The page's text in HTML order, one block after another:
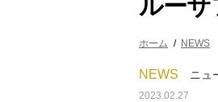
ルーサ
ホーム NEWS
NEWS ニュ
2023.02.27